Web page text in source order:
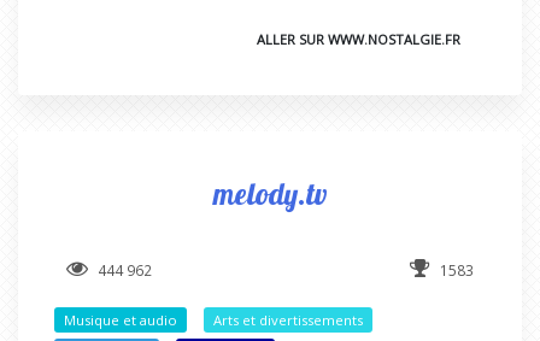
ALLER SUR WWW.NOSTALGIE.FR
melody.tv
444 962 1583
Musique et audio
Arts et divertissements